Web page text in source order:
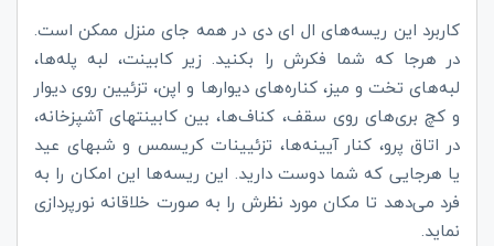
کاربرد این ریسه‌های ال ای دی در همه جای منزل ممکن است.
در هرجا که شما فکرش را بکنید. زیر کابینت، لبه پله‌ها،
لبه‌های تخت و میز، کناره‌های دیوارها و اپن، تزئیین روی دیوار
و کچ بری‌های روی سقف، کناف‌ها، بین کابینتهای آشپزخانه،
در اتاق پرو، کنار آیینه‌ها، تزئیینات کریسمس و شبهای عید
یا هرجایی که شما دوست دارید. این ریسه‌ها این امکان را به
فرد می‌دهد تا مکان مورد نظرش را به صورت خلاقانه نورپردازی
نماید.